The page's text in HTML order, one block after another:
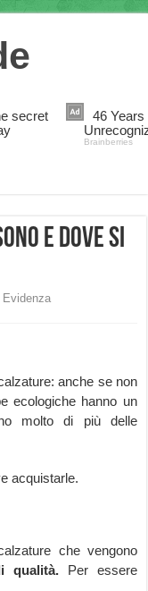
e dove si
Evidenza
anche se non
ecologiche hanno un
molto di più delle
acquistarle.
che vengono
qualità. Per essere